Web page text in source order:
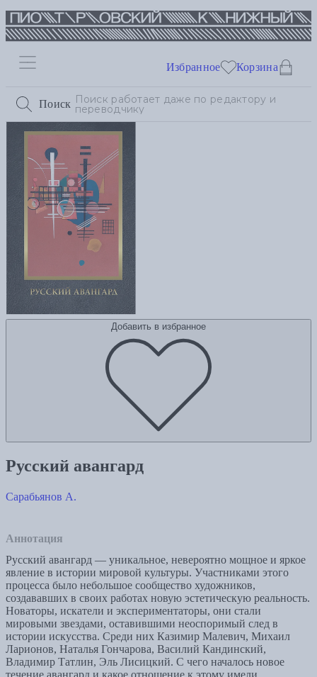
Поиск
Избранное Корзина
Добавить в избранное
Русский авангард
Сарабьянов А.
Аннотация
Русский авангард — уникальное, невероятно мощное и яркое
явление в истории мировой культуры. Участниками этого
процесса было небольшое сообщество художников,
создававших в своих работах новую эстетическую реальность.
Новаторы, искатели и экспериментаторы, они стали
мировыми звездами, оставившими неоспоримый след в
истории искусства. Среди них Казимир Малевич, Михаил
Ларионов, Наталья Гончарова, Василий Кандинский,
Владимир Татлин, Эль Лисицкий. С чего началось новое
течение авангард и какое отношение к этому имели